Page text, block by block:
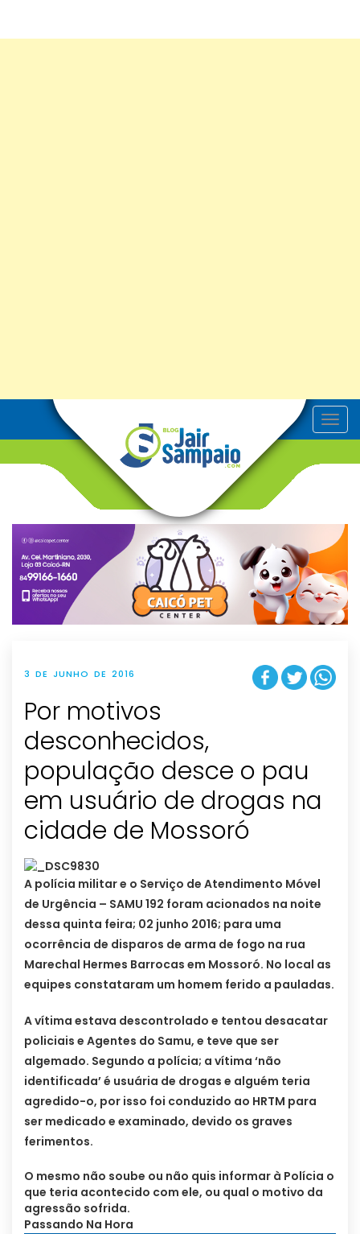
T
o
v
g
t
i
o
n
3 DE JUNHO DE 2016
Por motivos
desconhecidos,
população desce o pau
em usuário de drogas na
cidade de Mossoró
A polícia militar e o Serviço de Atendimento Móvel
de Urgência – SAMU 192 foram acionados na noite
dessa quinta feira; 02 junho 2016; para uma
ocorrência de disparos de arma de fogo na rua
Marechal Hermes Barrocas em Mossoró. No local as
equipes constataram um homem ferido a pauladas.
A vítima estava descontrolado e tentou desacatar
policiais e Agentes do Samu, e teve que ser
algemado. Segundo a polícia; a vítima ‘não
identificada’ é usuária de drogas e alguém teria
agredido-o, por isso foi conduzido ao HRTM para
ser medicado e examinado, devido os graves
ferimentos.
O mesmo não soube ou não quis informar à Polícia o
que teria acontecido com ele, ou qual o motivo da
agressão sofrida.
Passando Na Hora